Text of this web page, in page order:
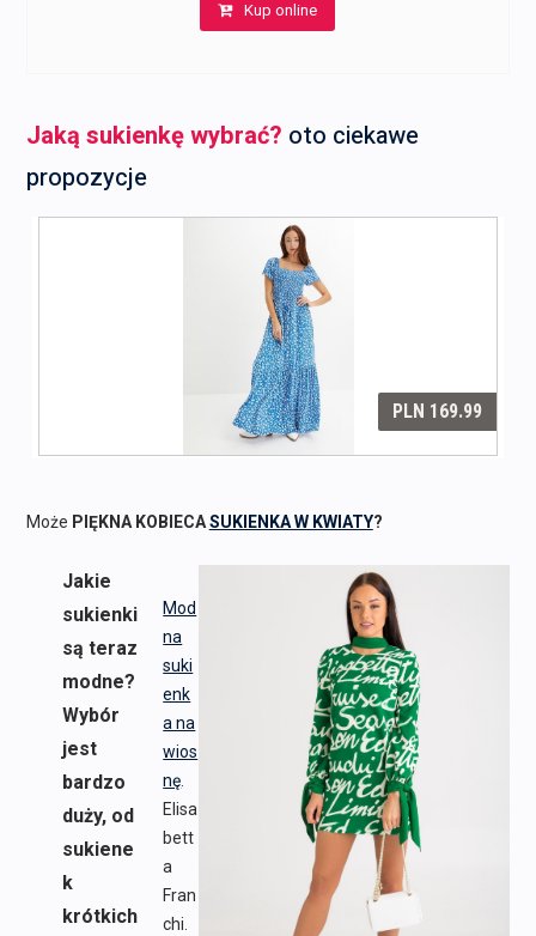
Kup online
Jaką sukienkę wybrać? oto ciekawe
propozycje
Może PIĘKNA KOBIECASUKIENKA W KWIATY?
Mod
na
suki
enk
a na
wios
nę.
Elisa
bett
a
Fran
chi.
Jakie
sukienki
są teraz
modne?
Wybór
jest
bardzo
duży, od
sukiene
k
krótkich